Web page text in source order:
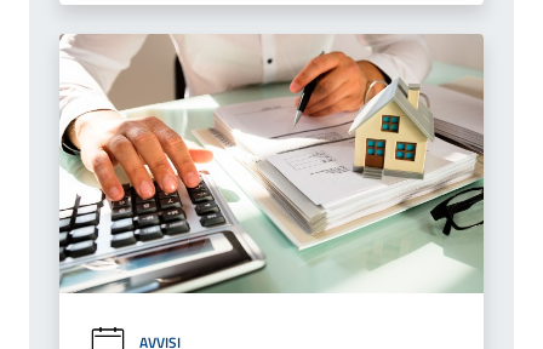
AVVISI